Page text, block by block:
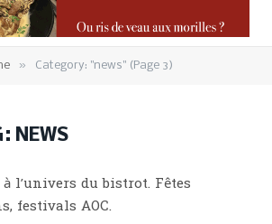
» Category: "news" (Page 3)
NEWS
l’univers du bistrot. Fêtes
festivals AOC.